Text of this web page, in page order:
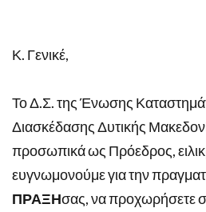
Κ. Γενικέ,
Το Δ.Σ. της Ένωσης
Διασκέδασης Δυτικής
προσωπικά ως Πρόεδρος,
ευγνωμονούμε για την
ΠΡΑΞΗσας, να προχωρήσετε